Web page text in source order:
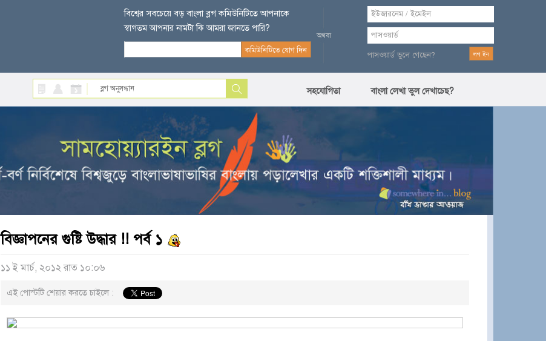
বিশ্বের সবচেয়ে বড় বাংলা ব্লগ কমিউনিটিতে আপনাকে
স্বাগতম আপনার নামটা কি আমরা জানতে পারি?
পাসওয়ার্ড ভুলে গেছেন?
সহযোগিতা বাংলা লেখা ভুল দেখাচেছ?
বিজ্ঞাপনের গুষ্টি উদ্ধার !! পর্ব ১
১১ ই মার্চ, ২০১২ রাত ১০:০৬
এই পোস্টটি শেয়ার করতে চাইলে :